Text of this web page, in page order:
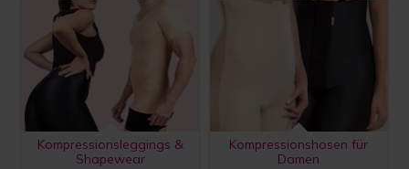
Kompressionsleggings &
Shapewear
Kompressionshosen für
Damen